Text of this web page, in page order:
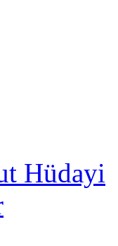
Hüdayi